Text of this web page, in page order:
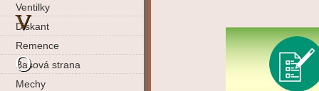
Ventilky
Diskant
Remence
Basová strana
Mechy
V
O